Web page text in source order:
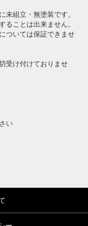
未組立・無塗装です。
ることは出来ません。
ついては保証できませ
受け付けておりませ
い